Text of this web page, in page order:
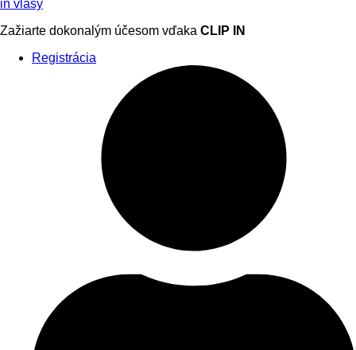
in vlasy
Zažiarte dokonalým účesom vďaka CLIP IN
Registrácia